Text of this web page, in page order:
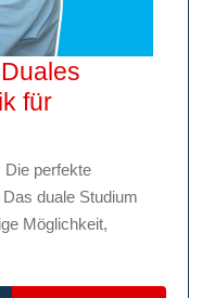
für
Die perfekte
duale Studium
Möglichkeit,